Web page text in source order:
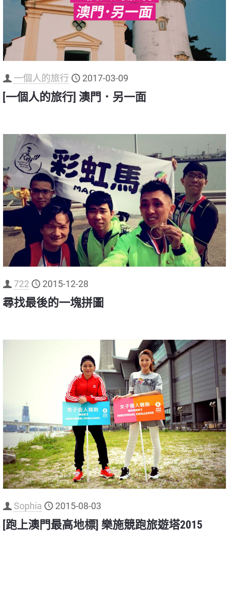
一個人的旅行 2017-03-09
[一個人的旅行] 澳門．另一面
722 2015-12-28
尋找最後的一塊拼圖
Sophia 2015-08-03
[跑上澳門最高地標] 樂施競跑旅遊塔2015